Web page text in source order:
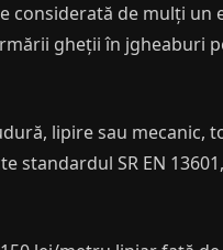
considerată de mulți
gheții în jgheaburi
lipire sau
standardul SR EN